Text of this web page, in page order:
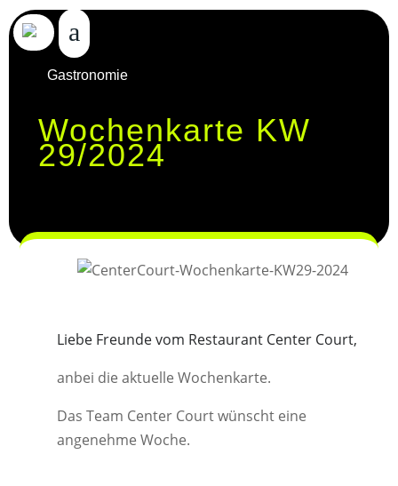
Gastronomie
Wochenkarte KW
29/2024
Liebe Freunde vom Restaurant Center Court,
anbei die aktuelle Wochenkarte.
Das Team Center Court wünscht eine
angenehme Woche.